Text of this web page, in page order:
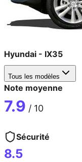
Hyundai - IX35
Tous les modèles
Note moyenne
7.9 / 10
Sécurité
8.5